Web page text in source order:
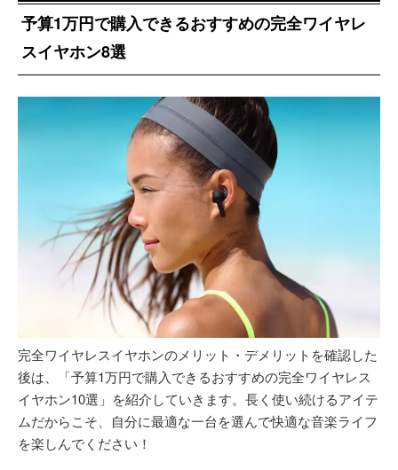
予算1万円で購入できるおすすめの完全ワイヤレ
スイヤホン8選
完全ワイヤレスイヤホンのメリット・デメリットを確認した
後は、「予算1万円で購入できるおすすめの完全ワイヤレス
イヤホン10選」を紹介していきます。長く使い続けるアイテ
ムだからこそ、自分に最適な一台を選んで快適な音楽ライフ
を楽しんでください！